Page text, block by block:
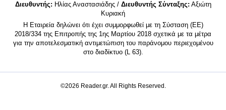
Διευθυντής: Ηλίας Αναστασιάδης / Διευθυντής Σύνταξης: Αξιώτη
Κυριακή
Η Εταιρεία δηλώνει ότι έχει συμμορφωθεί με τη Σύσταση (ΕΕ)
2018/334 της Επιτροπής της 1ης Μαρτίου 2018 σχετικά με τα μέτρα
για την αποτελεσματική αντιμετώπιση του παράνομου περιεχομένου
στο διαδίκτυο (L 63).
©2026 Reader.gr. All Rights Reserved.